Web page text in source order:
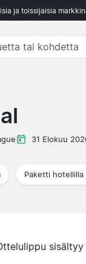
ja toissijaisia
31 Elokuu
Paketti hotellilla
sisältyy